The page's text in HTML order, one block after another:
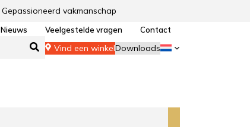
Gepassioneerd vakmanschap
Nieuws Veelgestelde vragen Contact
Vind een winkelDownloads